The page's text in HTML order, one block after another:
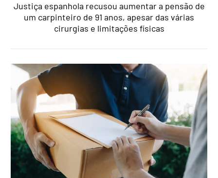
Justiça espanhola recusou aumentar a pensão de
um carpinteiro de 91 anos, apesar das várias
cirurgias e limitações físicas